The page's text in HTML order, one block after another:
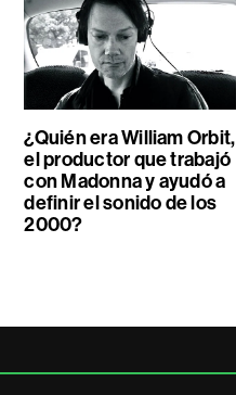
¿Quién era William Orbit,
el productor que trabajó
con Madonna y ayudó a
definir el sonido de los
2000?